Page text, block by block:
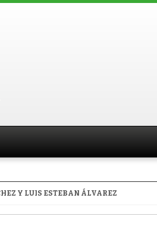
Y LUIS ESTEBAN ÁLVAREZ